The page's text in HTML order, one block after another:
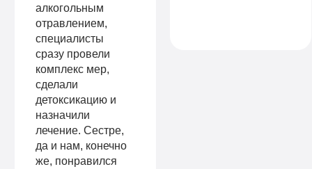
алкогольным
отравлением,
специалисты
сразу провели
комплекс мер,
сделали
детоксикацию и
назначили
лечение. Сестре,
да и нам, конечно
же, понравился